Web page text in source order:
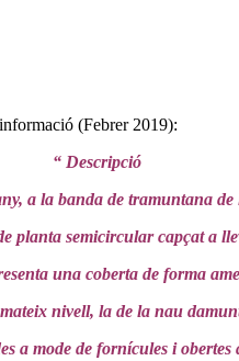
(Febrer 2019):
“ Descripció
a la banda de tramuntana
planta semicircular capçat a
una coberta de forma
nivell, la de la nau
a mode de fornícules i